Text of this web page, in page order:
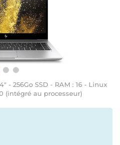
- 256Go SSD - RAM : 16 - Linux
(intégré au processeur)